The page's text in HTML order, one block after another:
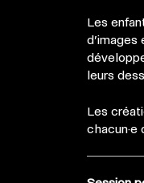
Les
d’images
leurs
Les
chacun·e